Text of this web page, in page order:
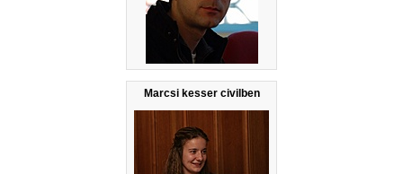
Marcsi kesser civilben